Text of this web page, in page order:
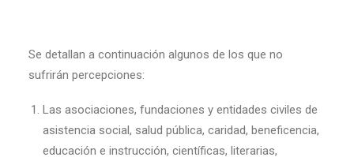
Se detallan a continuación algunos de los que no
sufrirán percepciones:
Las asociaciones, fundaciones y entidades civiles de
asistencia social, salud pública, caridad, beneficencia,
educación e instrucción, científicas, literarias,